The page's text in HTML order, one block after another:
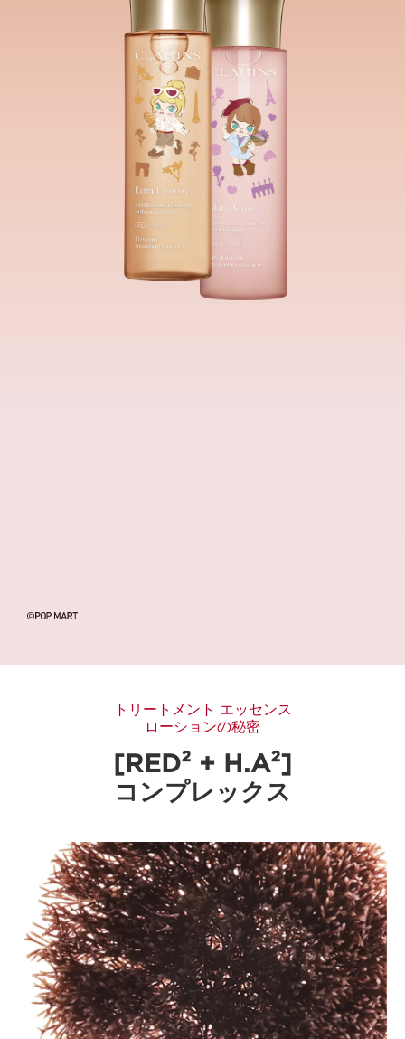
トリートメント エッセンス
ローションの秘密
[RED² + H.A²]
コンプレックス